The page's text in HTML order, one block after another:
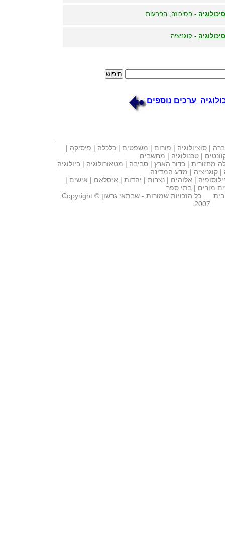
-פסיכוזה, הפרעות
- קוגניציה
ערכים נוספים
| סוציולוגיה | פורום | משפטים | כלכלה | פיסיקה |
| טכנולוגיה | מחשבים
מחזורית | כדור הארץ | סביבה | מטאורולוגיה | ביולוגיה
| קוגניציה | מדע המדינה
| אלוהים |נצרות | יהדות | איסלאם | אישים |
מורים | בתי ספר
כל הזכויות שמורות - שבתאי גרשון Copyright ©
2007